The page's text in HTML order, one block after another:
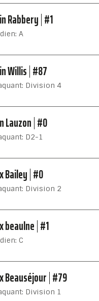
Rabbery #1
A
Willis #87
Division 4
Lauzon #0
D2-1
Bailey #0
Division 2
beaulne #1
C
Beauséjour #79
Division 1